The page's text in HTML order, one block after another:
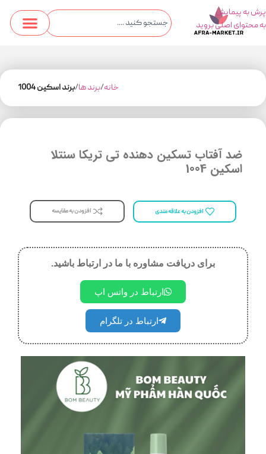
پرش به پیمایش
به محتوای اصلی بروید
خانه برند ها برند اسکین 1004
ضد آفتاب تسکین دهنده تی تریکا سنتلا
اسکین 1004
افزودن به علاقه مندی افزودن به مقایسه
برای دریافت مشاوره با ما در ارتباط باشید.
ارتباط در واتس اپ
ارتباط در تلگرام